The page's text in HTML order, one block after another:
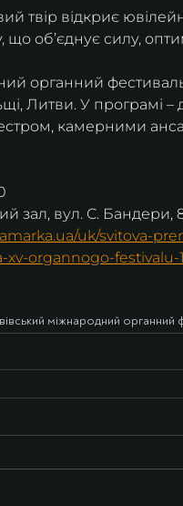
твір відкриє
об’єднує силу,
органний
Литви. У програмі
камерними
зал, вул. С. Бандери,
uk/svitova-
organnogo-festivalu-
міжнародний органний